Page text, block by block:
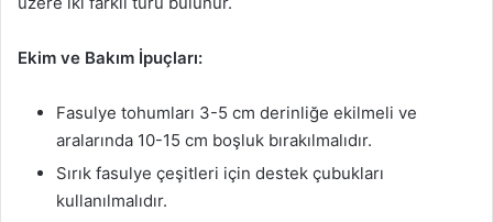
Ekim ve Bakım İpuçları:
Fasulye tohumları 3-5 cm derinliğe ekilmeli ve
aralarında 10-15 cm boşluk bırakılmalıdır.
Sırık fasulye çeşitleri için destek çubukları
kullanılmalıdır.